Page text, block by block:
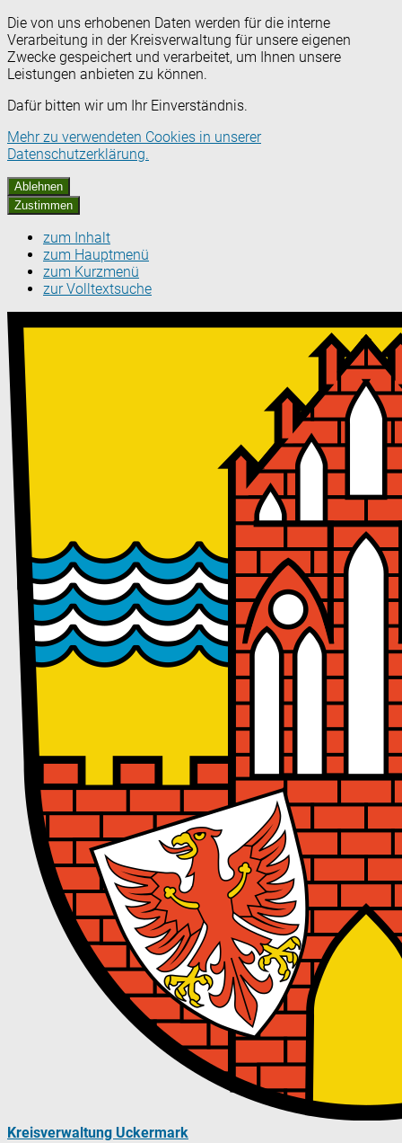
Die von uns erhobenen Daten werden für die interne
Verarbeitung in der Kreisverwaltung für unsere eigenen
Zwecke gespeichert und verarbeitet, um Ihnen unsere
Leistungen anbieten zu können.
Dafür bitten wir um Ihr Einverständnis.
Mehr zu verwendeten Cookies in unserer
Datenschutzerklärung.
Ablehnen
Zustimmen
zum Inhalt
zum Hauptmenü
zum Kurzmenü
zur Volltextsuche
Kreisverwaltung Uckermark